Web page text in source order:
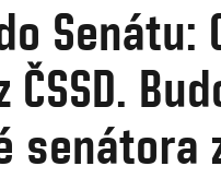
Senátu:
ČSSD.
senátora